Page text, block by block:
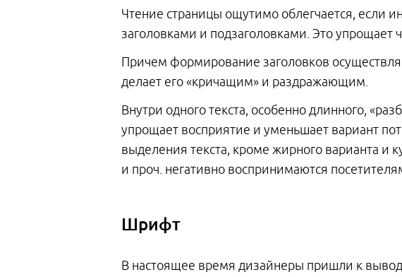
Чтение страницы ощутимо облегчается, если
заголовками и подзаголовками. Это упрощает
Причем формирование заголовков
делает его «кричащим» и раздражающим.
Внутри одного текста, особенно длинного,
упрощает восприятие и уменьшает вариант
выделения текста, кроме жирного варианта и
и проч. негативно воспринимаются
Шрифт
В настоящее время дизайнеры пришли к